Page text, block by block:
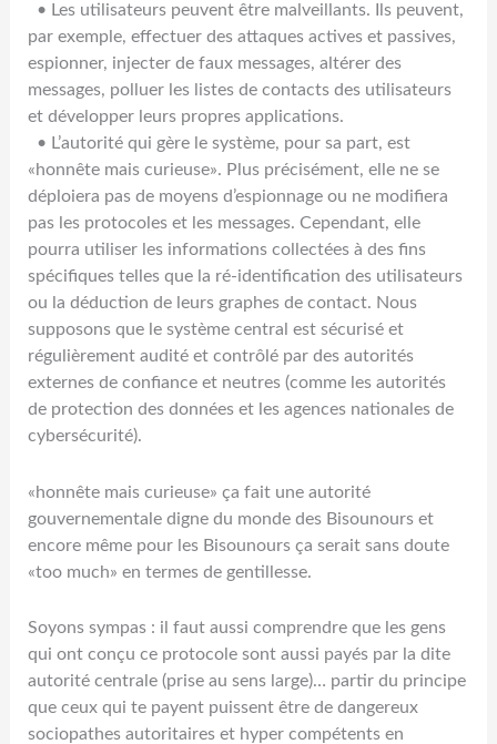
• Les utilisateurs peuvent être malveillants. Ils peuvent,
par exemple, effectuer des attaques actives et passives,
espionner, injecter de faux messages, altérer des
messages, polluer les listes de contacts des utilisateurs
et développer leurs propres applications.
• L’autorité qui gère le système, pour sa part, est
«honnête mais curieuse». Plus précisément, elle ne se
déploiera pas de moyens d’espionnage ou ne modifiera
pas les protocoles et les messages. Cependant, elle
pourra utiliser les informations collectées à des fins
spécifiques telles que la ré-identification des utilisateurs
ou la déduction de leurs graphes de contact. Nous
supposons que le système central est sécurisé et
régulièrement audité et contrôlé par des autorités
externes de confiance et neutres (comme les autorités
de protection des données et les agences nationales de
cybersécurité).
«honnête mais curieuse» ça fait une autorité
gouvernementale digne du monde des Bisounours et
encore même pour les Bisounours ça serait sans doute
«too much» en termes de gentillesse.
Soyons sympas : il faut aussi comprendre que les gens
qui ont conçu ce protocole sont aussi payés par la dite
autorité centrale (prise au sens large)… partir du principe
que ceux qui te payent puissent être de dangereux
sociopathes autoritaires et hyper compétents en